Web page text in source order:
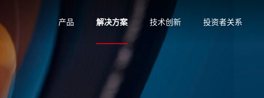
产品 解决方案 技术创新 投资者关系